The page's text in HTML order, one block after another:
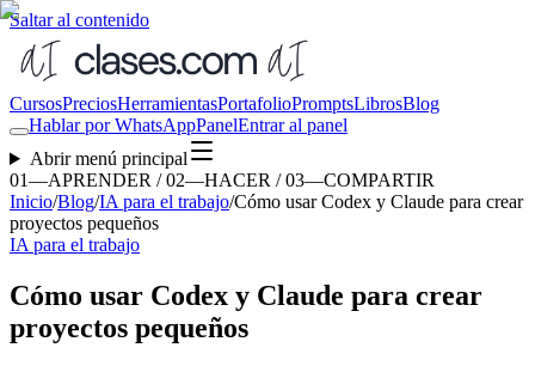
Saltar al contenido
CursosPreciosHerramientasPortafolioPromptsLibrosBlog
Hablar por WhatsAppPanelEntrar al panel
Abrir menú principal
01—APRENDER / 02—HACER / 03—COMPARTIR
Inicio/Blog/IA para el trabajo/Cómo usar Codex y Claude para crear
proyectos pequeños
IA para el trabajo
Cómo usar Codex y Claude para crear
proyectos pequeños